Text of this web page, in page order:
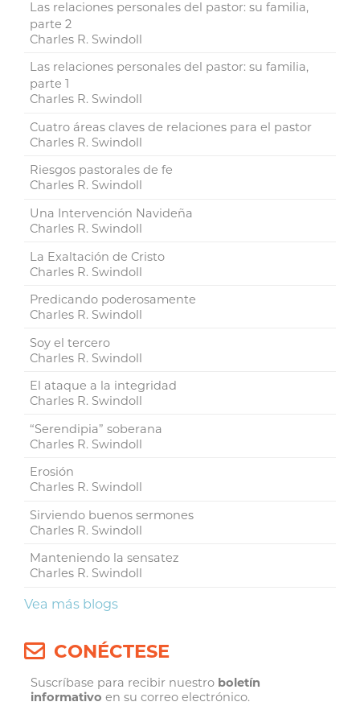
Las relaciones personales del pastor: su familia,
parte 2
Charles R. Swindoll
Las relaciones personales del pastor: su familia,
parte 1
Charles R. Swindoll
Cuatro áreas claves de relaciones para el pastor
Charles R. Swindoll
Riesgos pastorales de fe
Charles R. Swindoll
Una Intervención Navideña
Charles R. Swindoll
La Exaltación de Cristo
Charles R. Swindoll
Predicando poderosamente
Charles R. Swindoll
Soy el tercero
Charles R. Swindoll
El ataque a la integridad
Charles R. Swindoll
“Serendipia” soberana
Charles R. Swindoll
Erosión
Charles R. Swindoll
Sirviendo buenos sermones
Charles R. Swindoll
Manteniendo la sensatez
Charles R. Swindoll
Vea más blogs
CONÉCTESE
Suscríbase para recibir nuestro boletín
informativo en su correo electrónico.